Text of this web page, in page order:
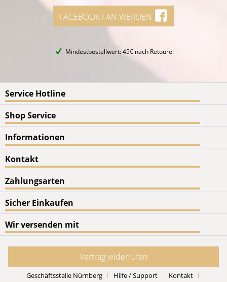
FACEBOOK FAN WERDEN
Mindestbestellwert: 45€ nach Retoure.
Service Hotline
Shop Service
Informationen
Kontakt
Zahlungsarten
Sicher Einkaufen
Wir versenden mit
Vertrag widerrufen
Geschäftsstelle Nürnberg Hilfe / Support Kontakt